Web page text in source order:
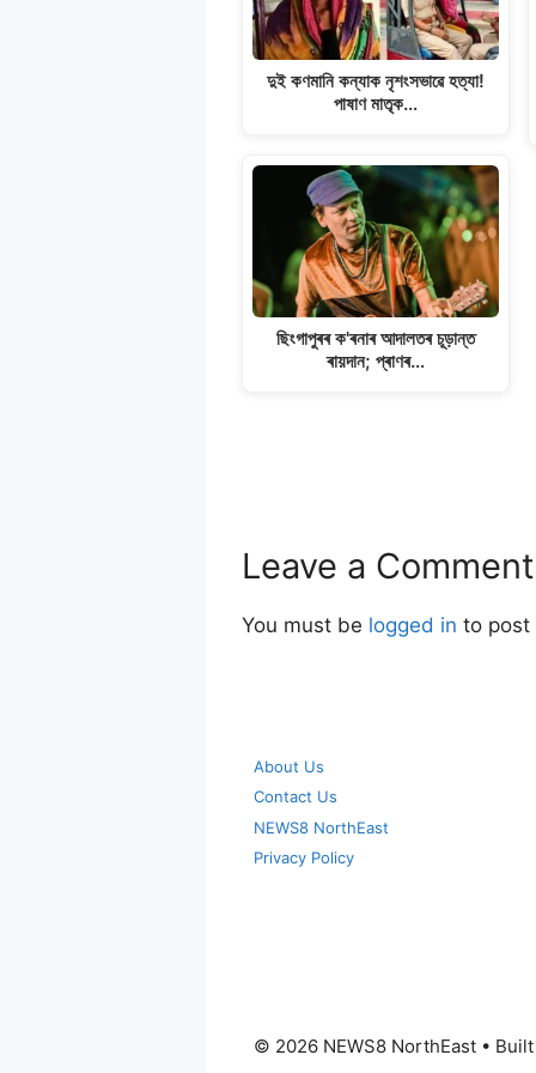
দুই কণমানি কন্যাক নৃশংসভাৱে হত্যা!
পাষাণ মাতৃক…
ছিংগাপুৰৰ ক'ৰনাৰ আদালতৰ চূড়ান্ত
ৰায়দান; প্ৰাণৰ…
Leave a Comment
You must be logged in to post
About Us
Contact Us
NEWS8 NorthEast
Privacy Policy
© 2026 NEWS8 NorthEast •